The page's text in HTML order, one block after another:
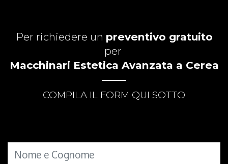
Per richiedere un preventivo gratuito
per
Macchinari Estetica Avanzata a Cerea
COMPILA IL FORM QUI SOTTO